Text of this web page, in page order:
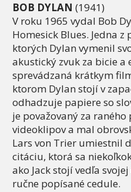
BOB DYLAN (1941)
V roku 1965 vydal Bob
Homesick Blues. Jedna z
ktorých Dylan vymenil
akustický zvuk za bicie
sprevádzaná krátkym
ktorom Dylan stojí v
odhadzuje papiere so
je považovaný za
videoklipov a mal
Lars von Trier umiestnil
citáciu, ktorá sa
ako Jack stojí vedľa
ručne popísané cedule.